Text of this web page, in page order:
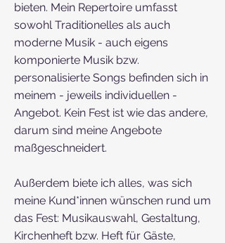
bieten. Mein Repertoire umfasst
sowohl Traditionelles als auch
moderne Musik - auch eigens
komponierte Musik bzw.
personalisierte Songs befinden sich in
meinem - jeweils individuellen -
Angebot. Kein Fest ist wie das andere,
darum sind meine Angebote
maßgeschneidert.
Außerdem biete ich alles, was sich
meine Kund*innen wünschen rund um
das Fest: Musikauswahl, Gestaltung,
Kirchenheft bzw. Heft für Gäste,